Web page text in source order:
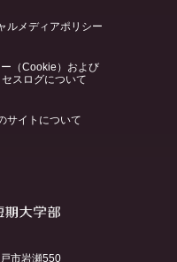
ルメディアポリシー
（Cookie）および
セスログについて
サイトについて
市岩瀬550